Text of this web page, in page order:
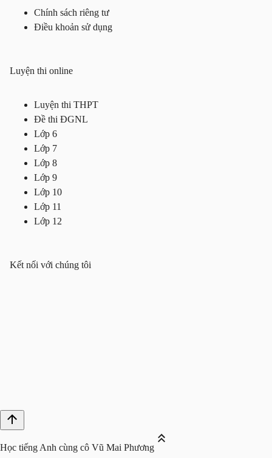
Chính sách riêng tư
Điều khoản sử dụng
Luyện thi online
Luyện thi THPT
Đề thi ĐGNL
Lớp 6
Lớp 7
Lớp 8
Lớp 9
Lớp 10
Lớp 11
Lớp 12
Kết nối với chúng tôi
Học tiếng Anh cùng cô Vũ Mai Phương